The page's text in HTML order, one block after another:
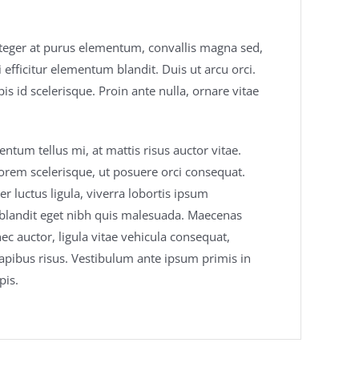
at purus elementum, convallis magna sed,
elementum blandit. Duis ut arcu orci.
id scelerisque. Proin ante nulla, ornare vitae
tellus mi, at mattis risus auctor vitae.
scelerisque, ut posuere orci consequat.
luctus ligula, viverra lobortis ipsum
eget nibh quis malesuada. Maecenas
auctor, ligula vitae vehicula consequat,
risus. Vestibulum ante ipsum primis in